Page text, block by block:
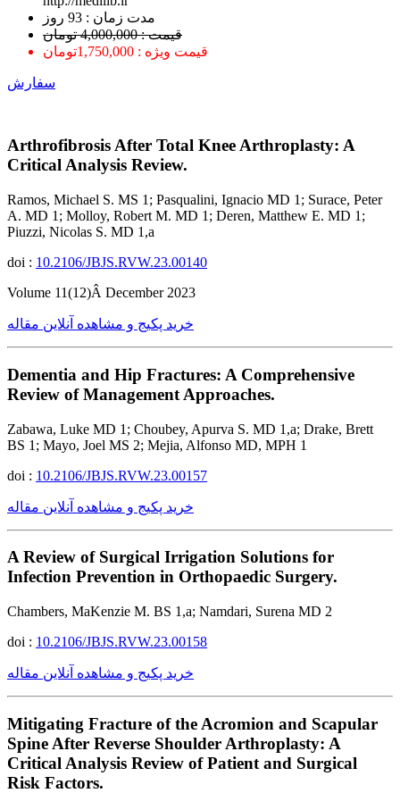
ﻣﺪﺕ ﺯﻣﺎﻥ : 93 ﺭﻭﺯ
قیمت : 4,000,000 تومان
قیمت ویژه : 1,750,000تومان
سفارش
Arthrofibrosis After Total Knee Arthroplasty: A
Critical Analysis Review.
Ramos, Michael S. MS 1; Pasqualini, Ignacio MD 1; Surace, Peter
A. MD 1; Molloy, Robert M. MD 1; Deren, Matthew E. MD 1;
Piuzzi, Nicolas S. MD 1,a
doi : 10.2106/JBJS.RVW.23.00140
Volume 11(12)Â December 2023
خرید پکیج و مشاهده آنلاین مقاله
Dementia and Hip Fractures: A Comprehensive
Review of Management Approaches.
Zabawa, Luke MD 1; Choubey, Apurva S. MD 1,a; Drake, Brett
BS 1; Mayo, Joel MS 2; Mejia, Alfonso MD, MPH 1
doi : 10.2106/JBJS.RVW.23.00157
خرید پکیج و مشاهده آنلاین مقاله
A Review of Surgical Irrigation Solutions for
Infection Prevention in Orthopaedic Surgery.
Chambers, MaKenzie M. BS 1,a; Namdari, Surena MD 2
doi : 10.2106/JBJS.RVW.23.00158
خرید پکیج و مشاهده آنلاین مقاله
Mitigating Fracture of the Acromion and Scapular
Spine After Reverse Shoulder Arthroplasty: A
Critical Analysis Review of Patient and Surgical
Risk Factors.